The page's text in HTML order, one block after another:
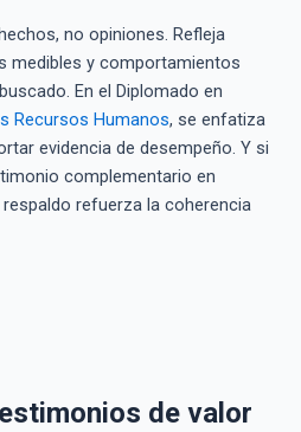
no opiniones. Refleja
medibles y comportamientos
En el Diplomado en
Recursos Humanos, se enfatiza
evidencia de desempeño. Y si
complementario en
refuerza la coherencia
de valor